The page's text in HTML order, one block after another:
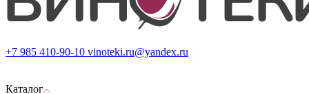
+7 985 410-90-10 vinoteki.ru@yandex.ru
Каталог